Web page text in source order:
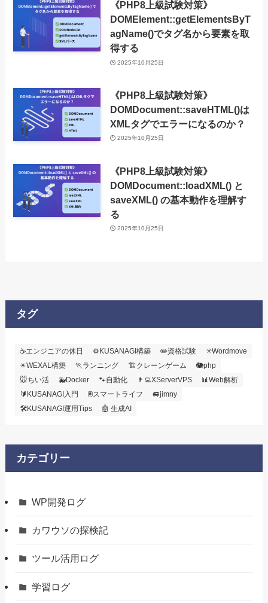
《PHP8上級試験対策》
DOMElement::getElementsByT
agName()でタグ名から要素を取
得する
2025年10月25日
《PHP8上級試験対策》
DOMDocument::saveHTML()は
XMLタグでエラーになるのか？
2025年10月25日
《PHP8上級試験対策》
DOMDocument::loadXML() と
saveXML() の基本動作を理解す
る
2025年10月25日
タグ
☕エンジニアの休日 ⚙️KUSANAGI構築 ✏️資格試験
✳️Wordmove
✴️WEXAL構築
🏃ランニング 🏗️クレーンゲーム
🐘php
🐭ちい活
🐳Docker 🐾自動化 👨‍💻XServerVPS
📊Web解析
🔰KUSANAGI入門
🖲️スマートライフ
🚐jimny
🛠KUSANAGI運用Tips
🤖 生成AI
カテゴリー
WP開発ログ
カワウソの探検記
ツール活用ログ
学習ログ